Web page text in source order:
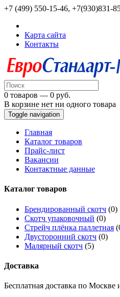
+7 (499) 550-15-46, +7(930)831-
Карта сайта
Контакты
0 товаров — 0 руб.
В корзине нет ни одного товара
Toggle navigation
Главная
Каталог товаров
Прайс-лист
Вакансии
Контактные данные
Каталог товаров
Брендированный скотч (0)
Скотч упаковочный (0)
Стрейч плёнка паллетная
Двусторонний скотч (0)
Малярный скотч (5)
Доставка
Бесплатная доставка по Москве